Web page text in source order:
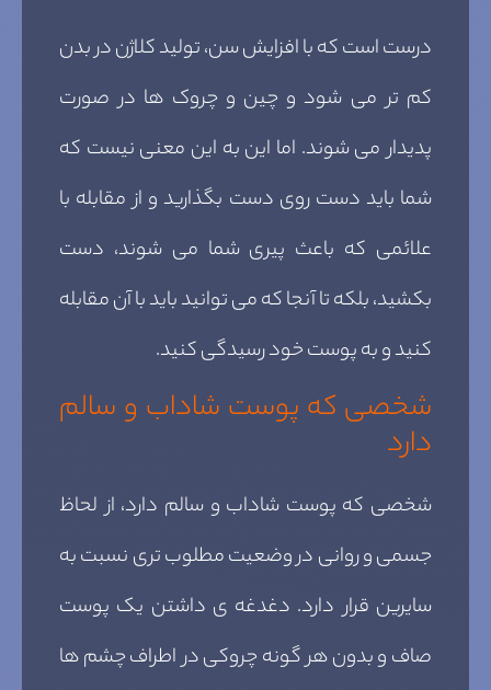
درست است که با افزایش سن، تولید کلاژن در بدن
کم تر می شود و چین و چروک ها در صورت
پدیدار می شوند. اما این به این معنی نیست که
شما باید دست روی دست بگذارید و از مقابله با
علائمی که باعث پیری شما می شوند، دست
بکشید، بلکه تا آنجا که می توانید باید با آن مقابله
کنید و به پوست خود رسیدگی کنید.
شخصی که پوست شاداب و سالم
دارد
شخصی که پوست شاداب و سالم دارد، از لحاظ
جسمی و روانی در وضعیت مطلوب تری نسبت به
سایرین قرار دارد. دغدغه ی داشتن یک پوست
صاف و بدون هر گونه چروکی در اطراف چشم ها